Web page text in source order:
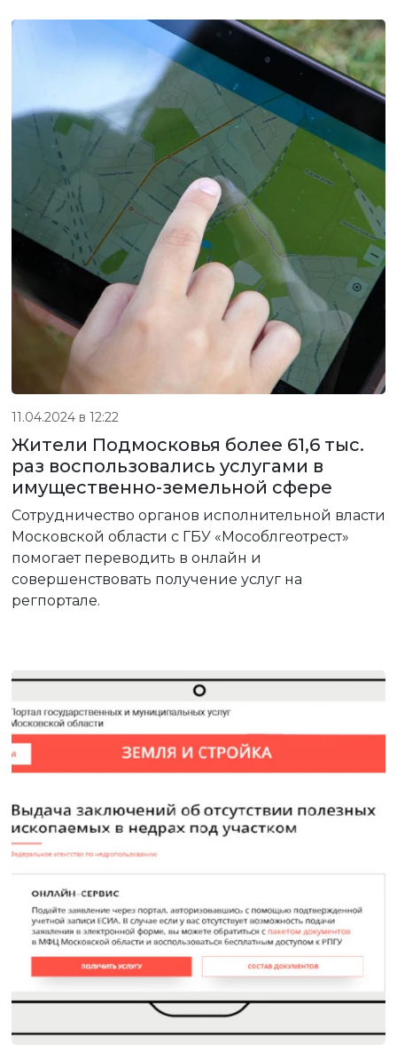
Жители Подмосковья более 61,6 тыс.
раз воспользовались услугами в
имущественно-земельной сфере
Сотрудничество органов исполнительной власти
Московской области с ГБУ «Мособлгеотрест»
помогает переводить в онлайн и
совершенствовать получение услуг на
регпортале.
11.04.2024 в 12:22